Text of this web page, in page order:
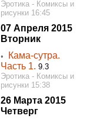
Эротика - Комиксы и
рисунки 16:45
07 Апреля 2015
Вторник
◦
Кама-сутра.
Часть 1.9.3
Эротика - Комиксы и
рисунки 15:38
26 Марта 2015
Четверг